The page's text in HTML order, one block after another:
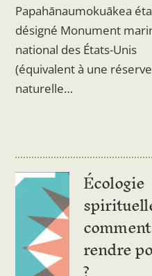
Papahānaumokuākea
désigné Monument
national des États-Unis
(équivalent à une réserve
naturelle…
Écologie
rendre